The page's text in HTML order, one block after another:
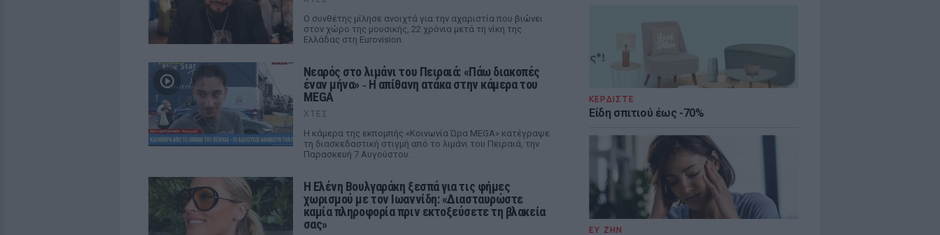
ΚΕΡΔΙΣΤΕ
Είδη σπιτιού έως -70%
ΕΥ ΖΗΝ
Ο συνθέτης μίλησε ανοιχτά για την αχαριστία που βιώνει
στον χώρο της μουσικής, 22 χρόνια μετά τη νίκη της
Ελλάδας στη Eurovision.
Νεαρός στο λιμάνι του Πειραιά: «Πάω διακοπές
έναν μήνα» ‑ Η απίθανη ατάκα στην κάμερα του
MEGA
ΧΤΕΣ
Η κάμερα της εκπομπής «Κοινωνία Ώρα MEGA» κατέγραψε
τη διασκεδαστική στιγμή από το λιμάνι του Πειραιά, την
Παρασκευή 7 Αυγούστου.
Η Ελένη Βουλγαράκη ξεσπά για τις φήμες
χωρισμού με τον Ιωαννίδη: «Διασταυρώστε
καμία πληροφορία πριν εκτοξεύσετε τη βλακεία
σας»